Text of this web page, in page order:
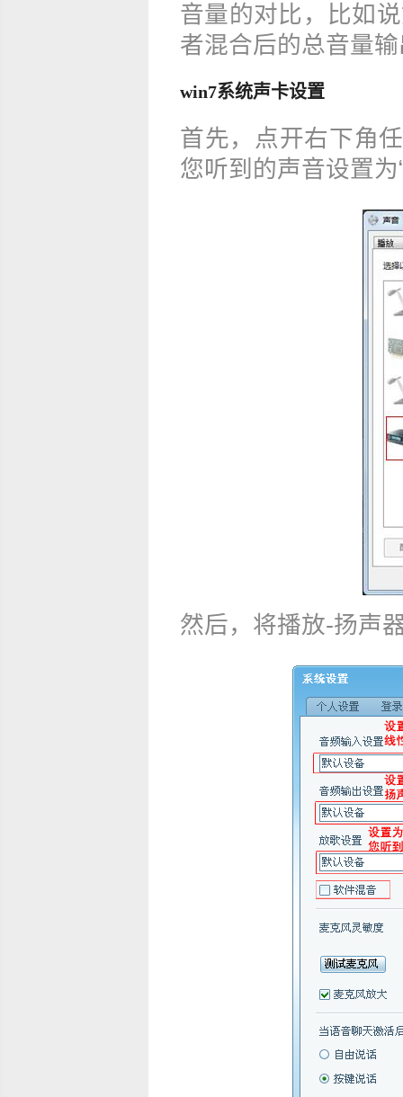
音量的对比，比如
者混合后的总音量
win7系统声卡设置
首先，点开右下角
您听到的声音设置
然后，将播放-扬声